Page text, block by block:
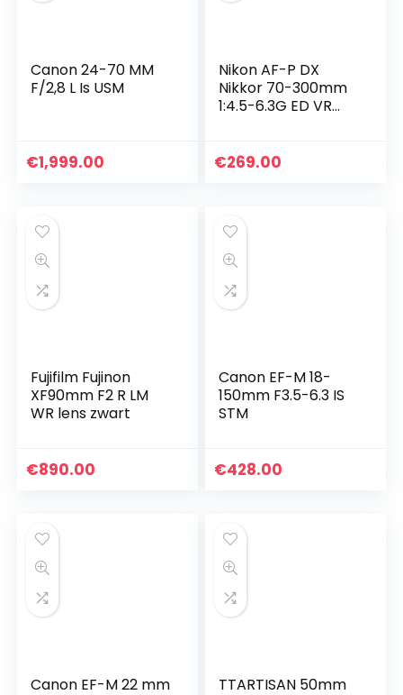
Canon 24-70 MM
F/2,8 L Is USM
€1,999.00
Nikon AF-P DX
Nikkor 70-300mm
1:4.5-6.3G ED VR
voor Nikon-F-
€269.00
Fujifilm Fujinon
XF90mm F2 R LM
WR lens zwart
€890.00
Canon EF-M 18-
150mm F3.5-6.3 IS
STM
€428.00
Canon EF-M 22 mm
TTARTISAN 50mm